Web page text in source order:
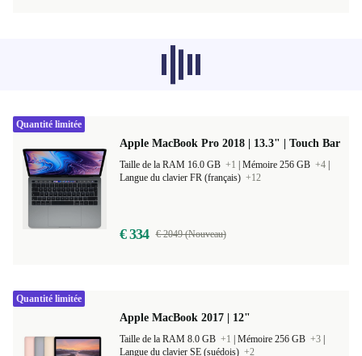
Les produits recommandés dans d'autres
catégories ne se chargent pas pour le
Apple MacBook Pro 2018 | 13.3" | Touch Bar
Quantité limitée
Apple MacBook 2017 | 12"